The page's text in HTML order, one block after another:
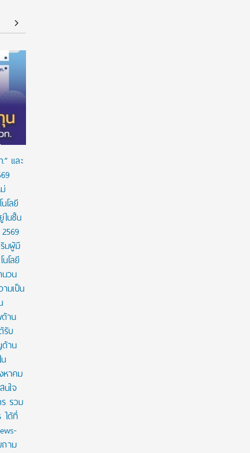
และ
โลยี
ในชั้น
มผู้มี
โลยี
วน
มเป็น
าน
รับ
าน
หาคม
นใจ
รวม
ได้ที่
ถาม